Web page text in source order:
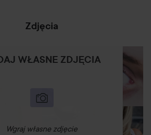
Zdjęcia
WŁASNE ZDJĘCIA
Wgraj własne zdjęcie